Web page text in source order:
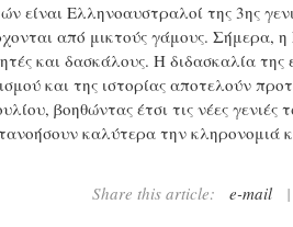
είναι Ελληνοαυστραλοί της 3ης
από μικτούς γάμους.
και δασκάλους. Η διδασκαλία της
και της ιστορίας αποτελούν
βοηθώντας έτσι τις νέες
καλύτερα την κληρονομιά
Share this article: e-mail